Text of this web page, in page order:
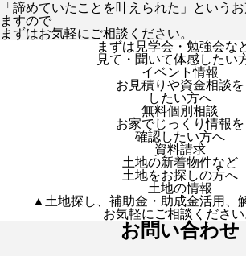
「諦めていたことを叶えられた」という
ますので
まずはお気軽にご相談ください。
まずは見学会・勉強会な
見て・聞いて体感したい
イベント情報
お見積りや資金相談を
したい方へ
無料個別相談
お家でじっくり情報を
確認したい方へ
資料請求
土地の新着物件など
土地をお探しの方へ
土地の情報
▲土地探し、補助金・助成金活用、
お気軽にご相談ください
お問い合わせ